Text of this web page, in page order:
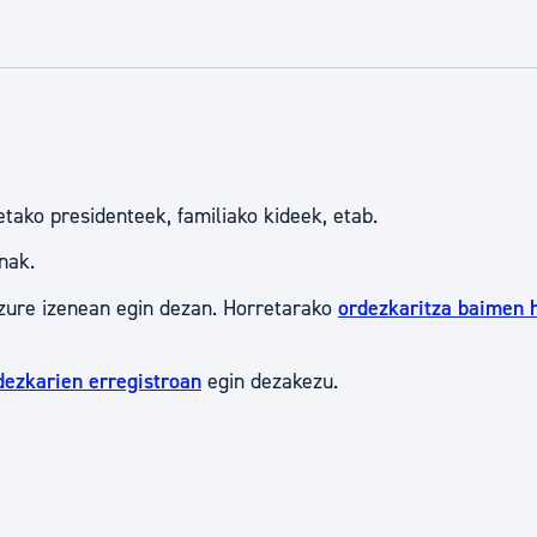
Iragarki ofizialen taula
presidenteek, familiako kideek, etab.
izenean egin dezan. Horretarako ordezkaritza baimen
erregistroan egin dezakezu.